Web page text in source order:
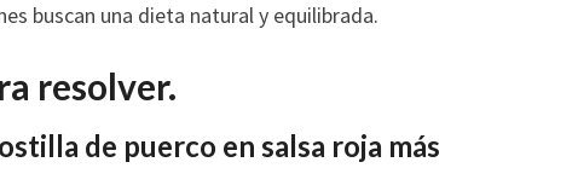
buscan una dieta natural y equilibrada.
resolver.
de puerco en salsa roja más